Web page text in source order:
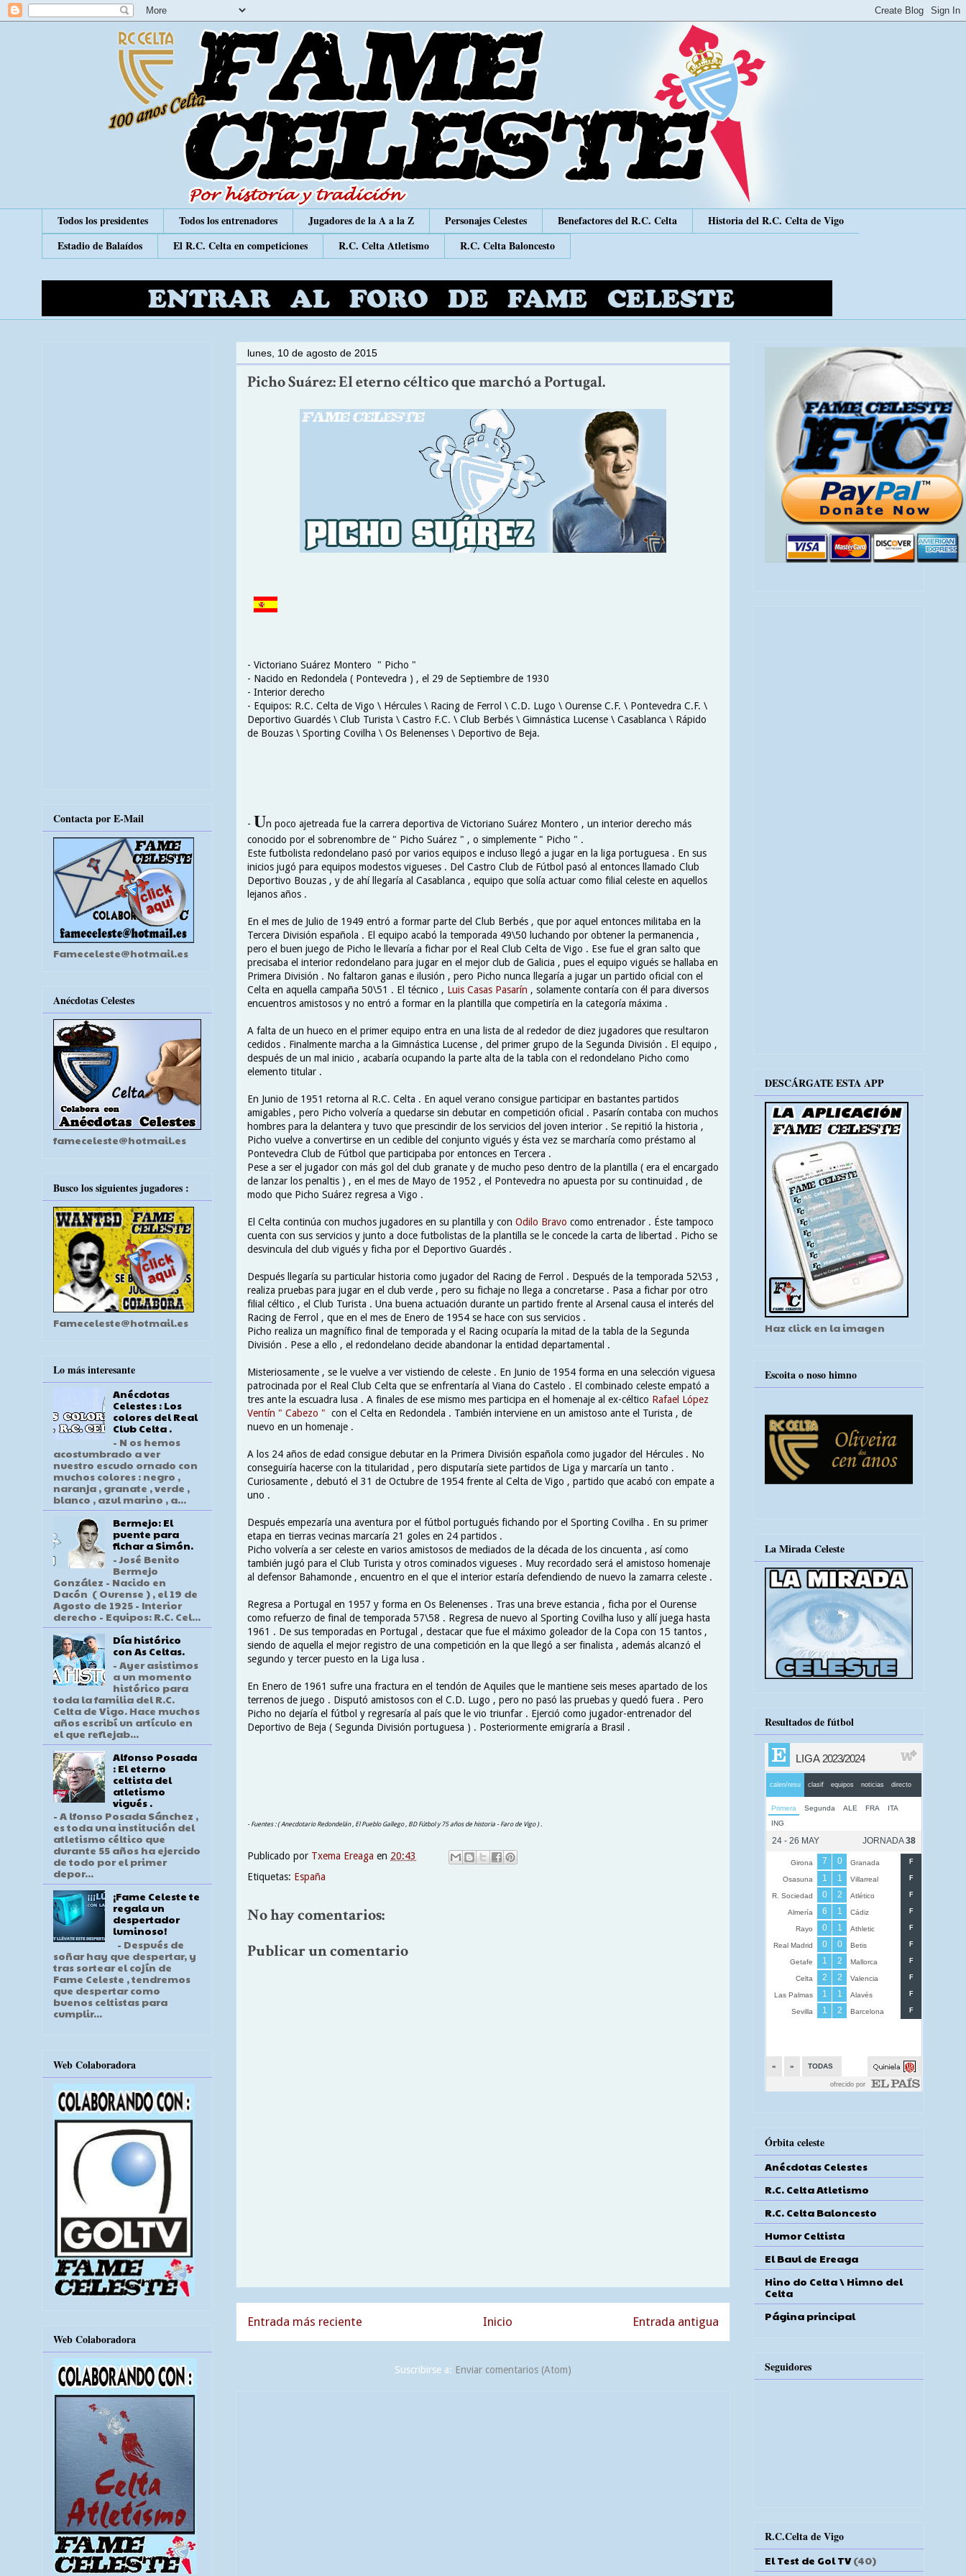
Todos los presidentes Todos los entrenadores Jugadores de la A a la Z Personajes Celestes Benefactores del R.C. Celta
Historia del R.C. Celta de Vigo
Estadio de Balaídos
El R.C. Celta en competiciones R.C. Celta Atletismo R.C. Celta Baloncesto
lunes, 10 de agosto de 2015
Picho Suárez: El eterno céltico que marchó a Portugal.
- Victoriano Suárez Montero " Picho "
- Nacido en Redondela ( Pontevedra ) , el 29 de Septiembre de 1930
- Interior derecho
- Equipos: R.C. Celta de Vigo \ Hércules \ Racing de Ferrol \ C.D. Lugo \ Ourense C.F. \ Pontevedra C.F. \
Deportivo Guardés \ Club Turista \ Castro F.C. \ Club Berbés \ Gimnástica Lucense \ Casablanca \ Rápido
de Bouzas \ Sporting Covilha \ Os Belenenses \ Deportivo de Beja.
- Un poco ajetreada fue la carrera deportiva de Victoriano Suárez Montero , un interior derecho más
conocido por el sobrenombre de " Picho Suárez " , o simplemente " Picho " .
Este futbolista redondelano pasó por varios equipos e incluso llegó a jugar en la liga portuguesa . En sus
inicios jugó para equipos modestos vigueses . Del Castro Club de Fútbol pasó al entonces llamado Club
Deportivo Bouzas , y de ahí llegaría al Casablanca , equipo que solía actuar como filial celeste en aquellos
lejanos años .
En el mes de Julio de 1949 entró a formar parte del Club Berbés , que por aquel entonces militaba en la
Tercera División española . El equipo acabó la temporada 49\50 luchando por obtener la permanencia ,
pero el buen juego de Picho le llevaría a fichar por el Real Club Celta de Vigo . Ese fue el gran salto que
precisaba el interior redondelano para jugar en el mejor club de Galicia , pues el equipo vigués se hallaba en
Primera División . No faltaron ganas e ilusión , pero Picho nunca llegaría a jugar un partido oficial con el
Celta en aquella campaña 50\51 . El técnico , Luis Casas Pasarín , solamente contaría con él para diversos
encuentros amistosos y no entró a formar en la plantilla que competiría en la categoría máxima .
A falta de un hueco en el primer equipo entra en una lista de al rededor de diez jugadores que resultaron
cedidos . Finalmente marcha a la Gimnástica Lucense , del primer grupo de la Segunda División . El equipo ,
después de un mal inicio , acabaría ocupando la parte alta de la tabla con el redondelano Picho como
elemento titular .
En Junio de 1951 retorna al R.C. Celta . En aquel verano consigue participar en bastantes partidos
amigables , pero Picho volvería a quedarse sin debutar en competición oficial . Pasarín contaba con muchos
hombres para la delantera y tuvo que prescindir de los servicios del joven interior . Se repitió la historia ,
Picho vuelve a convertirse en un cedible del conjunto vigués y ésta vez se marcharía como préstamo al
Pontevedra Club de Fútbol que participaba por entonces en Tercera .
Pese a ser el jugador con más gol del club granate y de mucho peso dentro de la plantilla ( era el encargado
de lanzar los penaltis ) , en el mes de Mayo de 1952 , el Pontevedra no apuesta por su continuidad , de
modo que Picho Suárez regresa a Vigo .
El Celta continúa con muchos jugadores en su plantilla y con Odilo Bravo como entrenador . Éste tampoco
cuenta con sus servicios y junto a doce futbolistas de la plantilla se le concede la carta de libertad . Picho se
desvincula del club vigués y ficha por el Deportivo Guardés .
Después llegaría su particular historia como jugador del Racing de Ferrol . Después de la temporada 52\53 ,
realiza pruebas para jugar en el club verde , pero su fichaje no llega a concretarse . Pasa a fichar por otro
filial céltico , el Club Turista . Una buena actuación durante un partido frente al Arsenal causa el interés del
Racing de Ferrol , que en el mes de Enero de 1954 se hace con sus servicios .
Picho realiza un magnífico final de temporada y el Racing ocuparía la mitad de la tabla de la Segunda
División . Pese a ello , el redondelano decide abandonar la entidad departamental .
Misteriosamente , se le vuelve a ver vistiendo de celeste . En Junio de 1954 forma en una selección viguesa
patrocinada por el Real Club Celta que se enfrentaría al Viana do Castelo . El combinado celeste empató a
tres ante la escuadra lusa . A finales de ese mismo mes participa en el homenaje al ex-céltico Rafael López
Ventín " Cabezo " con el Celta en Redondela . También interviene en un amistoso ante el Turista , de
nuevo en un homenaje .
A los 24 años de edad consigue debutar en la Primera División española como jugador del Hércules . No
conseguiría hacerse con la titularidad , pero disputaría siete partidos de Liga y marcaría un tanto .
Curiosamente , debutó el 31 de Octubre de 1954 frente al Celta de Vigo , partido que acabó con empate a
uno .
Después empezaría una aventura por el fútbol portugués fichando por el Sporting Covilha . En su primer
etapa en tierras vecinas marcaría 21 goles en 24 partidos .
Picho volvería a ser celeste en varios amistosos de mediados de la década de los cincuenta , así como
también jugó para el Club Turista y otros cominados vigueses . Muy recordado será el amistoso homenaje
al defensor Bahamonde , encuentro en el que el interior estaría defendiendo de nuevo la zamarra celeste .
Regresa a Portugal en 1957 y forma en Os Belenenses . Tras una breve estancia , ficha por el Ourense
como refuerzo de final de temporada 57\58 . Regresa de nuevo al Sporting Covilha luso y allí juega hasta
1961 . De sus temporadas en Portugal , destacar que fue el máximo goleador de la Copa con 15 tantos ,
siendo de aquella el mejor registro de una competición en la que llegó a ser finalista , además alcanzó el
segundo y tercer puesto en la Liga lusa .
En Enero de 1961 sufre una fractura en el tendón de Aquiles que le mantiene seis meses apartado de los
terrenos de juego . Disputó amistosos con el C.D. Lugo , pero no pasó las pruebas y quedó fuera . Pero
Picho no dejaría el fútbol y regresaría al país que le vio triunfar . Ejerció como jugador-entrenador del
Deportivo de Beja ( Segunda División portuguesa ) . Posteriormente emigraría a Brasil .
- Fuentes : ( Anecdotario Redondelán , El Pueblo Gallego , BD Fútbol y 75 años de historia - Faro de Vigo ) .
Publicado por Txema Ereaga en 20:43
Etiquetas: España
No hay comentarios:
Publicar un comentario
Entrada más reciente Entrada antigua
Inicio
Suscribirse a: Enviar comentarios (Atom)
Contacta por E-Mail
Fameceleste@hotmail.es
Anécdotas Celestes
fameceleste@hotmail.es
Busco los siguientes jugadores :
Fameceleste@hotmail.es
Lo más interesante
Anécdotas
Celestes : Los
colores del Real
Club Celta .
- N os hemos
acostumbrado a ver
nuestro escudo ornado con
muchos colores : negro ,
naranja , granate , verde ,
blanco , azul marino , a...
Bermejo: El
puente para
fichar a Simón.
- José Benito
Bermejo
González - Nacido en
Dacón ( Ourense ) , el 19 de
Agosto de 1925 - Interior
derecho - Equipos: R.C. Cel...
Día histórico
con As Celtas.
- Ayer asistimos
a un momento
histórico para
toda la familia del R.C.
Celta de Vigo. Hace muchos
años escribí un artículo en
el que reflejab...
Alfonso Posada
: El eterno
celtista del
atletismo
vigués .
- A lfonso Posada Sánchez ,
es toda una institución del
atletismo céltico que
durante 55 años ha ejercido
de todo por el primer
depor...
¡Fame Celeste te
regala un
despertador
luminoso!
- Después de
soñar hay que despertar, y
tras sortear el cojín de
Fame Celeste , tendremos
que despertar como
buenos celtistas para
cumplir...
Web Colaboradora
Web Colaboradora
DESCÁRGATE ESTA APP
Haz click en la imagen
Escoita o noso himno
La Mirada Celeste
Resultados de fútbol
Órbita celeste
Anécdotas Celestes
R.C. Celta Atletismo
R.C. Celta Baloncesto
Humor Celtista
El Baul de Ereaga
Hino do Celta \ Himno del
Celta
Página principal
Seguidores
R.C.Celta de Vigo
El Test de Gol TV (40)